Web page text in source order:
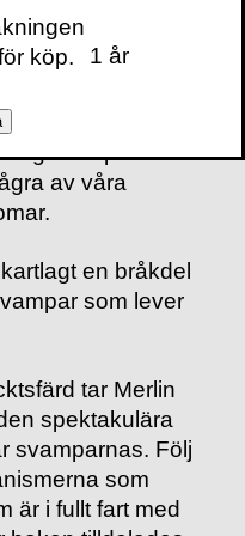
och råolja har
absoluta
kulturer sedan
sig bära på
av våra
en bråkdel
som lever
tar Merlin
spektakulära
svamparnas. Följ
som
är i fullt fart med
köp.
1 år